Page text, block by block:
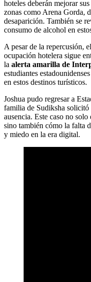
hoteles deberán mejorar
zonas como Arena Gorda,
desaparición. También se
consumo de alcohol en
A pesar de la repercusión,
ocupación hotelera sigue
la alerta amarilla de
estudiantes
en estos destinos turísticos.
Joshua pudo regresar a
familia de Sudiksha
ausencia. Este caso no
sino también cómo la falta
y miedo en la era digital.